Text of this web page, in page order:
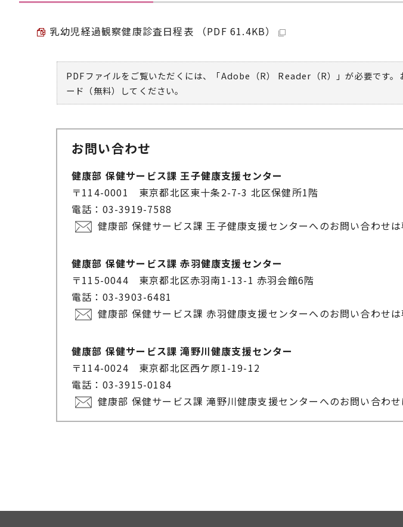
乳幼児経過観察健康診査日程表 （PDF 61.4KB）
PDFファイルをご覧いただくには、「Adobe（R） Reader（R）」が必要です。
ード（無料）してください。
お問い合わせ
健康部 保健サービス課 王子健康支援センター
〒114-0001 東京都北区東十条2-7-3 北区保健所1階
電話：03-3919-7588
健康部 保健サービス課 王子健康支援センターへのお問い合わせは
健康部 保健サービス課 赤羽健康支援センター
〒115-0044 東京都北区赤羽南1-13-1 赤羽会館6階
電話：03-3903-6481
健康部 保健サービス課 赤羽健康支援センターへのお問い合わせは
健康部 保健サービス課 滝野川健康支援センター
〒114-0024 東京都北区西ケ原1-19-12
電話：03-3915-0184
健康部 保健サービス課 滝野川健康支援センターへのお問い合わ